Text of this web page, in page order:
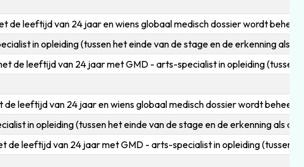
leeftijd van 24 jaar en wiens globaal medisch dossier wordt
in opleiding (tussen het einde van de stage en de erkenning als
de leeftijd van 24 jaar met GMD - arts-specialist in opleiding (tussen
leeftijd van 24 jaar en wiens globaal medisch dossier wordt beheerd
in opleiding (tussen het einde van de stage en de erkenning als
leeftijd van 24 jaar met GMD - arts-specialist in opleiding (tussen